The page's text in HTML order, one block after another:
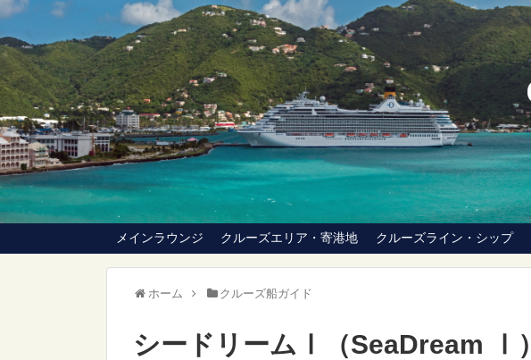
メインラウンジ クルーズエリア・寄港地 クルーズライン・シップ
ホーム クルーズ船ガイド
シードリームⅠ（SeaDream Ⅰ）